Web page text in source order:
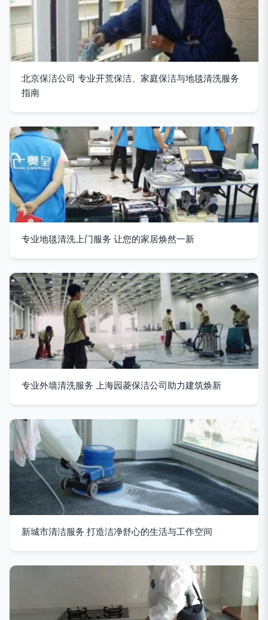
北京保洁公司 专业开荒保洁、家庭保洁与地毯清洗服务
指南
专业地毯清洗上门服务 让您的家居焕然一新
专业外墙清洗服务 上海园菱保洁公司助力建筑焕新
新城市清洁服务 打造洁净舒心的生活与工作空间